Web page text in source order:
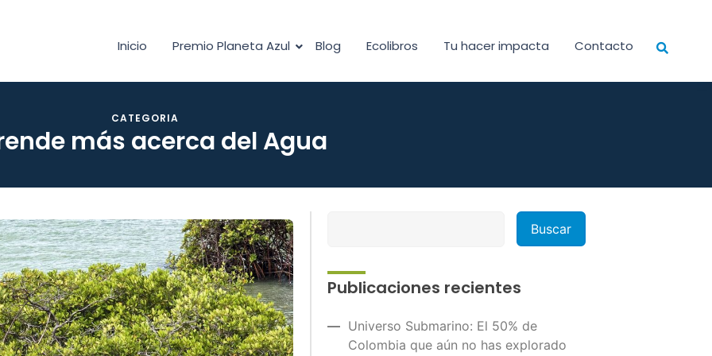
Inicio Premio Planeta Azul Blog Ecolibros Tu hacer impacta Contacto
CATEGORIA
más acerca del Agua
Publicaciones recientes
Universo Submarino: El 50% de
Colombia que aún no has explorado